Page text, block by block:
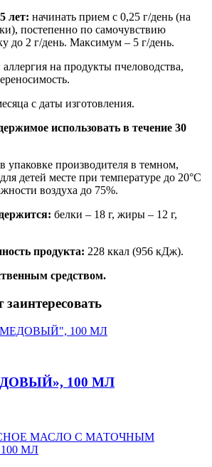
лет: начинать прием с 0,25 г/день (на
постепенно по самочувствию
до 2 г/день. Максимум – 5 г/день.
аллергия на продукты пчеловодства,
с даты изготовления.
использовать в течение 30
в упаковке производителя в темном,
детей месте при температуре до 20°С
воздуха до 75%.
белки – 18 г, жиры – 12 г,
продукта: 228 ккал (956 кДж).
средством.
100 МЛ